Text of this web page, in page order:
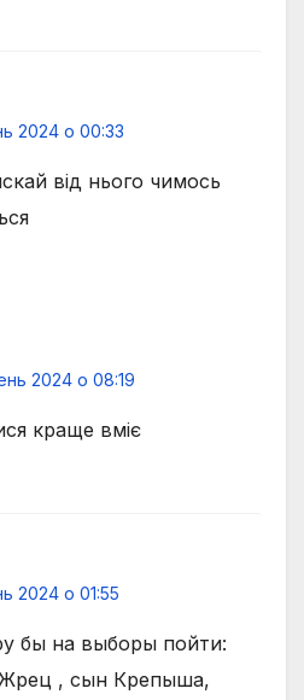
2024 о 00:33
від нього чимось
2024 о 08:19
краще вміє
2024 о 01:55
бы на выборы пойти:
, сын Крепыша,